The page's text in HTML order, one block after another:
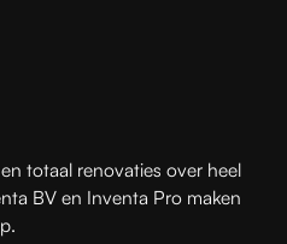
totaal renovaties over heel
BV en Inventa Pro maken